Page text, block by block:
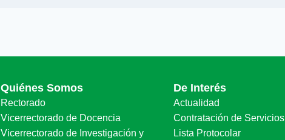
Quiénes Somos
Rectorado
Vicerrectorado de Docencia
Vicerrectorado de Investigación y
De Interés
Actualidad
Contratación de Servicios
Lista Protocolar